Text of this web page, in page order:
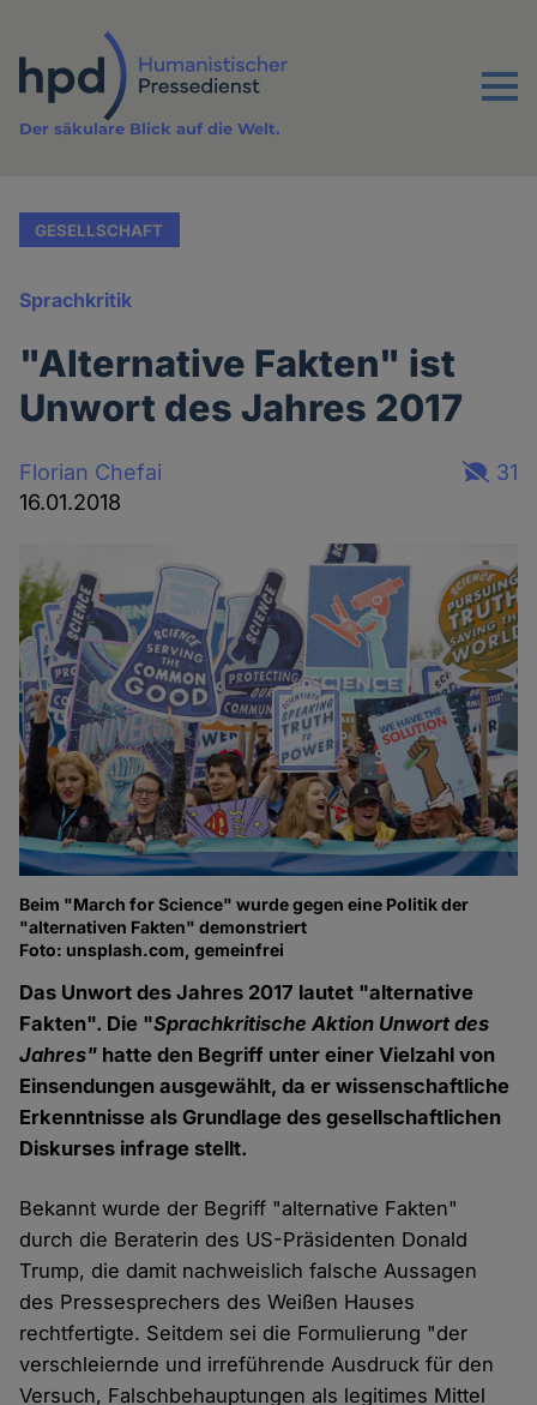
Inhalt
Menu
Der säkulare Blick auf die Welt.
GESELLSCHAFT
Sprachkritik
"Alternative Fakten" ist
Unwort des Jahres 2017
Florian Chefai
16.01.2018
31
Beim "March for Science" wurde gegen eine Politik der
"alternativen Fakten" demonstriert
Foto: unsplash.com, gemeinfrei
Das Unwort des Jahres 2017 lautet "alternative
Fakten". Die "Sprachkritische Aktion Unwort des
Jahres" hatte den Begriff unter einer Vielzahl von
Einsendungen ausgewählt, da er wissenschaftliche
Erkenntnisse als Grundlage des gesellschaftlichen
Diskurses infrage stellt.
Bekannt wurde der Begriff "alternative Fakten"
durch die Beraterin des US-Präsidenten Donald
Trump, die damit nachweislich falsche Aussagen
des Pressesprechers des Weißen Hauses
rechtfertigte. Seitdem sei die Formulierung "der
verschleiernde und irreführende Ausdruck für den
Versuch, Falschbehauptungen als legitimes Mittel